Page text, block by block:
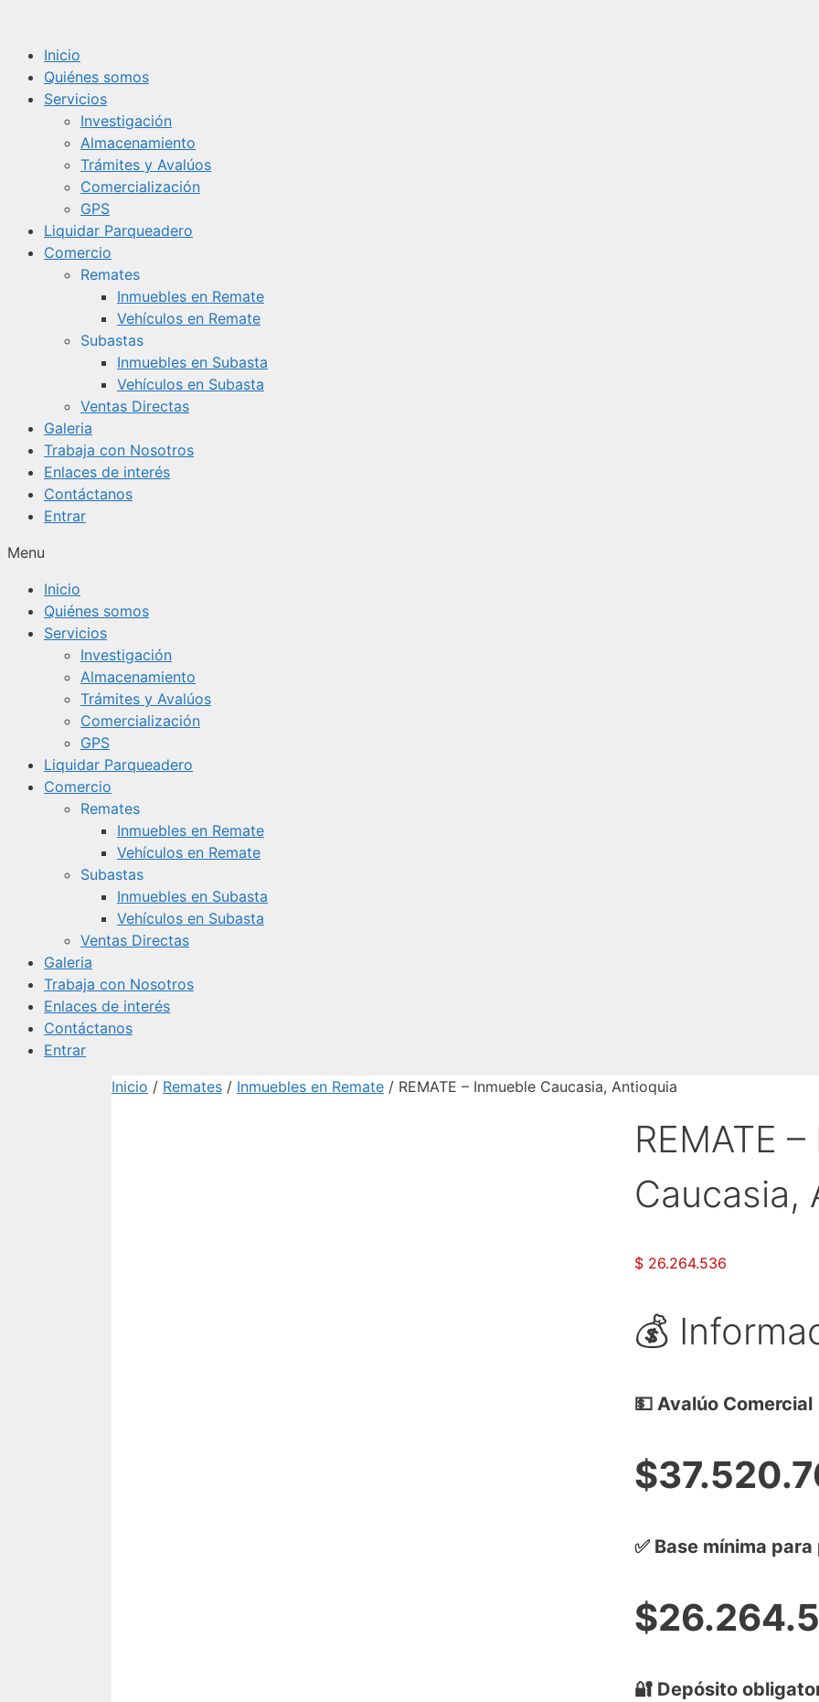
contenido
Inicio
Quiénes somos
Servicios
Investigación
Almacenamiento
Trámites y Avalúos
Comercialización
GPS
Liquidar Parqueadero
Comercio
Remates
Inmuebles en Remate
Vehículos en Remate
Subastas
Inmuebles en Subasta
Vehículos en Subasta
Ventas Directas
Galeria
Trabaja con Nosotros
Enlaces de interés
Contáctanos
Entrar
Menu
Inicio
Quiénes somos
Servicios
Investigación
Almacenamiento
Trámites y Avalúos
Comercialización
GPS
Liquidar Parqueadero
Comercio
Remates
Inmuebles en Remate
Vehículos en Remate
Subastas
Inmuebles en Subasta
Vehículos en Subasta
Ventas Directas
Galeria
Trabaja con Nosotros
Enlaces de interés
Contáctanos
Entrar
Inicio / Remates / Inmuebles en Remate / REMATE – Inmueble Caucasia, Antioquia
REMATE
Caucasia,
$ 26.264.536
💰
💵 Avalúo Comercial
✅ Base mínima
🔐 Depósito